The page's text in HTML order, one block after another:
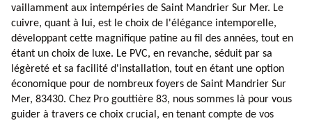
vaillamment aux intempéries de Saint Mandrier Sur Mer. Le
cuivre, quant à lui, est le choix de l'élégance intemporelle,
développant cette magnifique patine au fil des années, tout en
étant un choix de luxe. Le PVC, en revanche, séduit par sa
légèreté et sa facilité d'installation, tout en étant une option
économique pour de nombreux foyers de Saint Mandrier Sur
Mer, 83430. Chez Pro gouttière 83, nous sommes là pour vous
guider à travers ce choix crucial, en tenant compte de vos